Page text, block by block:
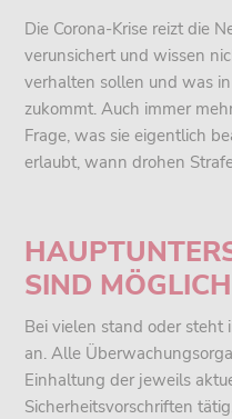
Die Corona-Krise reizt die
verunsichert und wissen
verhalten sollen und was
zukommt. Auch immer
Frage, was sie eigentlich
erlaubt, wann drohen
SIND MÖGLICH
Bei vielen stand oder steht
an. Alle
Einhaltung der jeweils
Sicherheitsvorschriften